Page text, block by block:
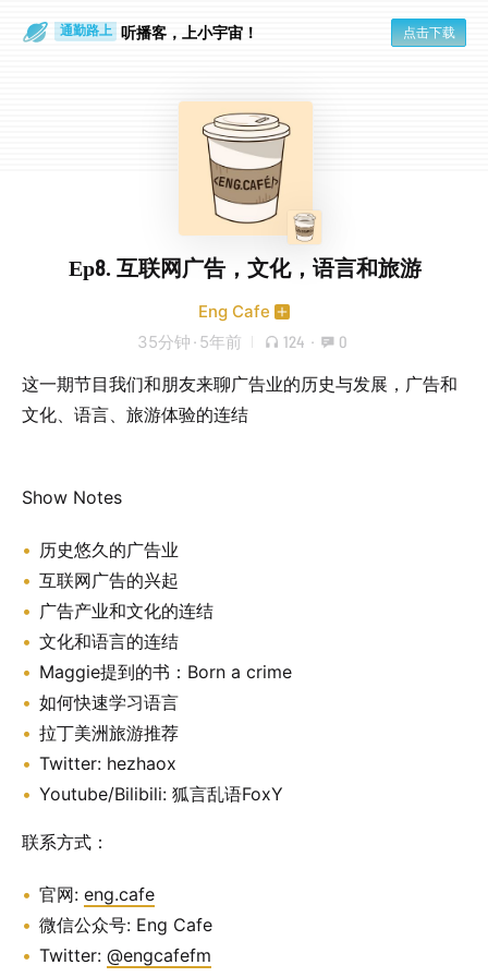
通勤路上 听播客，上小宇宙！ 点击下载
Ep8. 互联网广告，文化，语言和旅游
Eng Cafe
35分钟 · 5年前 124 · 0
这一期节目我们和朋友来聊广告业的历史与发展，广告和
文化、语言、旅游体验的连结
Show Notes
历史悠久的广告业
互联网广告的兴起
广告产业和文化的连结
文化和语言的连结
Maggie提到的书：Born a crime
如何快速学习语言
拉丁美洲旅游推荐
Twitter: hezhaox
Youtube/Bilibili: 狐言乱语FoxY
联系方式：
官网: eng.cafe
微信公众号: Eng Cafe
Twitter: @engcafefm